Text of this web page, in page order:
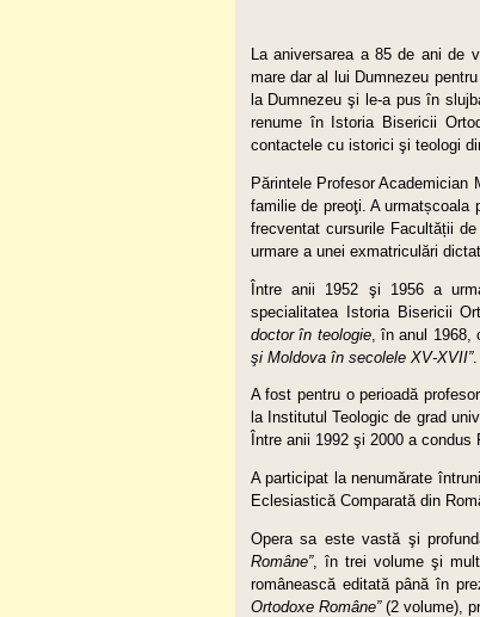
La aniversarea a 85 de ani de
mare dar al lui Dumnezeu
la Dumnezeu şi le-a pus în
renume în Istoria Bisericii
contactele cu istorici şi teologi
Părintele Profesor
familie de preoţi. A urmatșcoala
frecventat cursurile Facultății
urmare a unei exmatriculări
Între anii 1952 şi 1956 a
specialitatea Istoria Bisericii
doctor în teologie, în anul 1968,
şi Moldova în secolele XV-XVII”.
A fost pentru o perioadă
la Institutul Teologic de grad
Între anii 1992 şi 2000 a
A participat la nenumărate
Eclesiastică Comparată din
Opera sa este vastă şi
Române”, în trei volume şi
românească editată până în
Ortodoxe Române”(2 volume),